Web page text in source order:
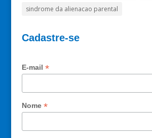
sindrome da alienacao parental
Cadastre-se
E-mail *
Nome *